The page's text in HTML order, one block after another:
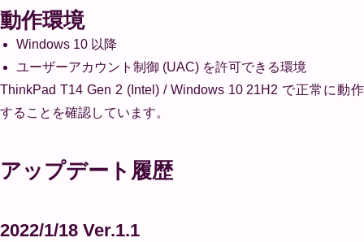
動作環境
Windows 10 以降
ユーザーアカウント制御 (UAC) を許可できる環境
ThinkPad T14 Gen 2 (Intel) / Windows 10 21H2 で正常に動作
することを確認しています。
アップデート履歴
2022/1/18 Ver.1.1